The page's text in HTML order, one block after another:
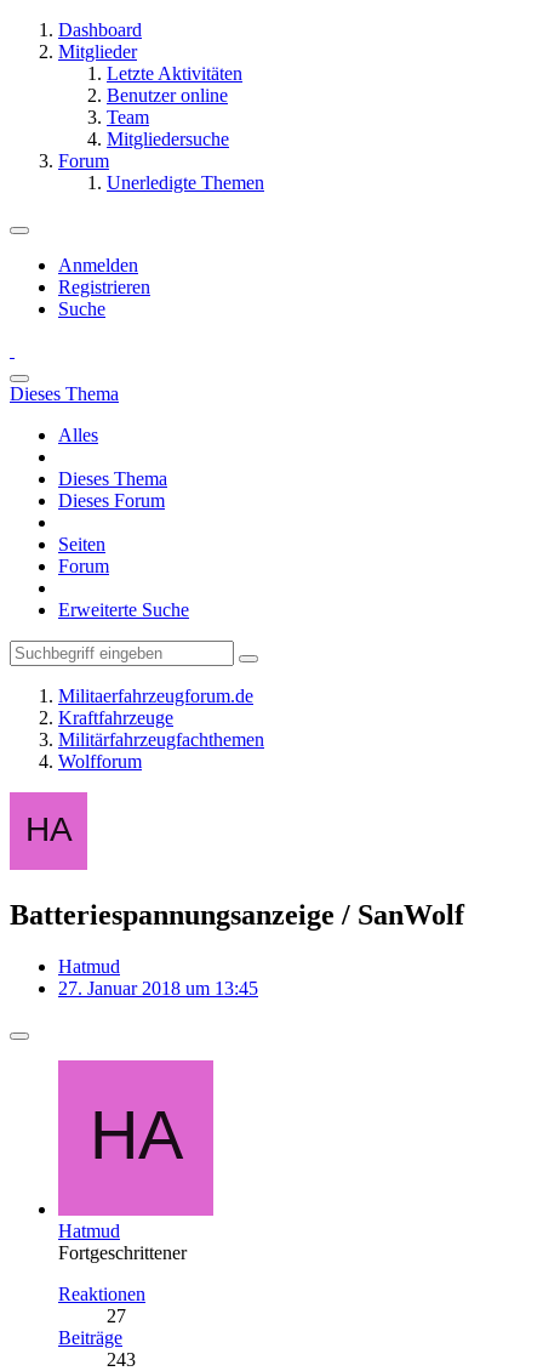
Dashboard
Mitglieder
Letzte Aktivitäten
Benutzer online
Team
Mitgliedersuche
Forum
Unerledigte Themen
Anmelden
Registrieren
Suche
Dieses Thema
Alles
Dieses Thema
Dieses Forum
Seiten
Forum
Erweiterte Suche
Militaerfahrzeugforum.de
Kraftfahrzeuge
Militärfahrzeugfachthemen
Wolfforum
Batteriespannungsanzeige / SanWolf
Hatmud
27. Januar 2018 um 13:45
Hatmud
Fortgeschrittener
Reaktionen
27
Beiträge
243